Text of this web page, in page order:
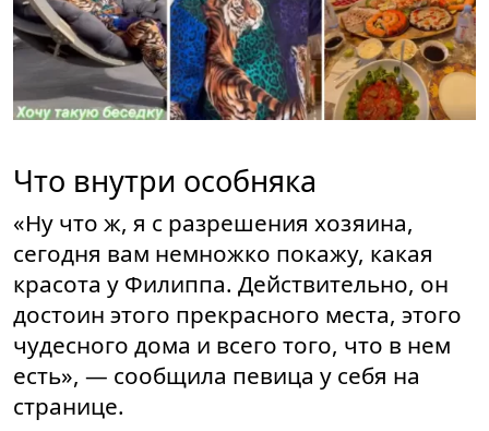
Что внутри особняка
«Ну что ж, я с разрешения хозяина,
сегодня вам немножко покажу, какая
красота у Филиппа. Действительно, он
достоин этого прекрасного места, этого
чудесного дома и всего того, что в нем
есть», — сообщила певица у себя на
странице.